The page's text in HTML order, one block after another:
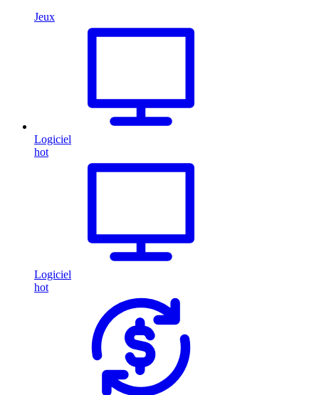
Jeux
Logiciel
hot
Logiciel
hot